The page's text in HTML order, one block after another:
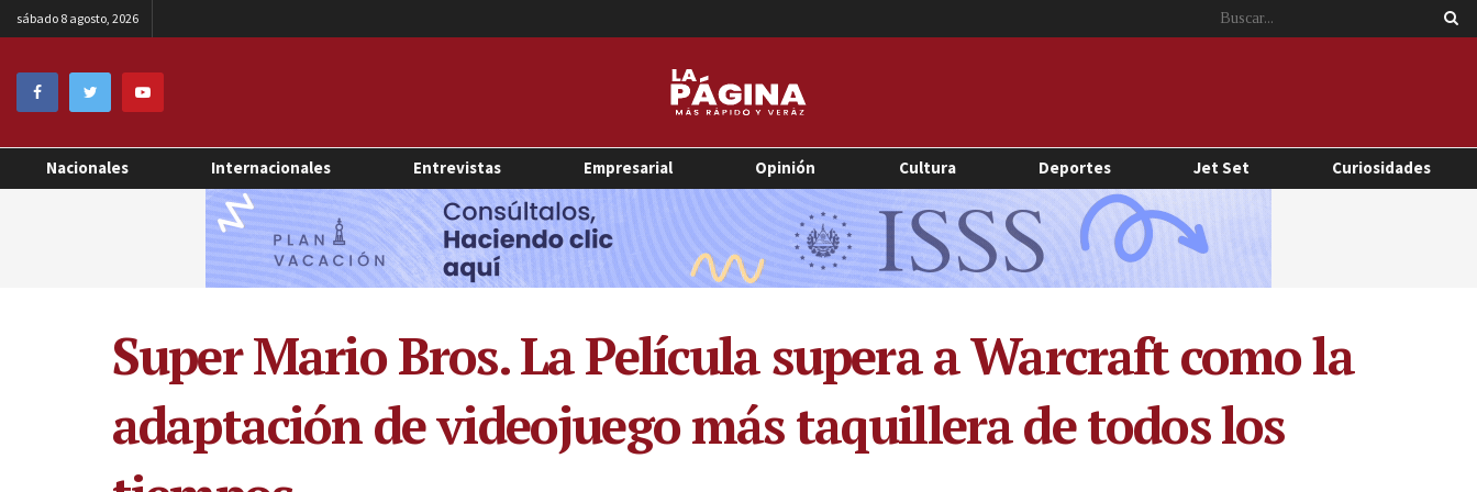
sábado 8 agosto, 2026
Nacionales Internacionales Entrevistas Empresarial Opinión Cultura Deportes Jet Set Curiosidades
Super Mario Bros. La Película supera a Warcraft como la
adaptación de videojuego más taquillera de todos los